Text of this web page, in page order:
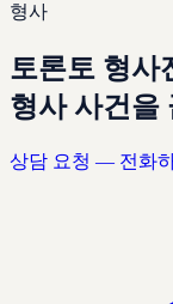
형사
토론토 형사
형사 사건을
상담 요청 — 전화하